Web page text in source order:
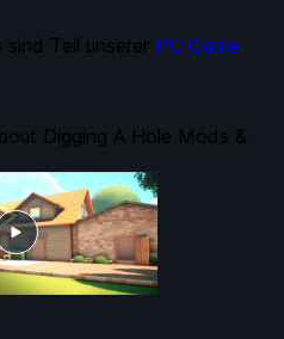
Digging A Hole Mods &
Teil unserer PC Game